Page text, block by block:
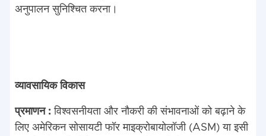
अनुपालन सुनिश्चित करना।
व्यावसायिक विकास
प्रमाणन :विश्वसनीयता और नौकरी की संभावनाओं को बढ़ाने के
लिए अमेरिकन सोसायटी फॉर माइक्रोबायोलॉजी (ASM) या इसी